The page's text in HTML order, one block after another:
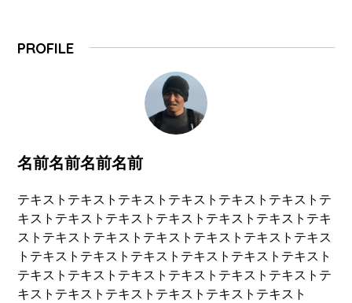
PROFILE
名前名前名前名前
テキストテキストテキストテキストテキストテキストテ
キストテキストテキストテキストテキストテキストテキ
ストテキストテキストテキストテキストテキストテキス
トテキストテキストテキストテキストテキストテキスト
テキストテキストテキストテキストテキストテキストテ
キストテキストテキストテキストテキストテキスト